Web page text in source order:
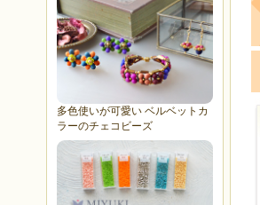
多色使いが可愛い ベルベットカ
ラーのチェコビーズ